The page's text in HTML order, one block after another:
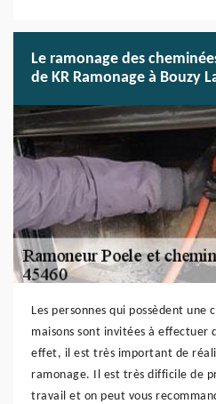
Le ramonage des
de KR Ramonage à Bouzy
Les personnes qui possèdent une
maisons sont invitées à effectuer
effet, il est très important de
ramonage. Il est très difficile de
travail et on peut vous